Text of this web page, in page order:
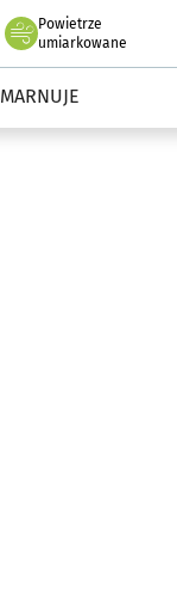
Powietrze
we Wrocławiu
umiarkowane